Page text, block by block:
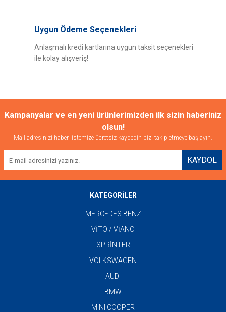
Uygun Ödeme Seçenekleri
Anlaşmalı kredi kartlarına uygun taksit seçenekleri
ile kolay alışveriş!
Kampanyalar ve en yeni ürünlerimizden ilk sizin haberiniz
olsun!
Mail adresinizi haber listemize ücretsiz kaydedin bizi takip etmeye başlayın.
KAYDOL
KATEGORİLER
MERCEDES BENZ
VİTO / VİANO
SPRİNTER
VOLKSWAGEN
AUDI
BMW
MINI COOPER